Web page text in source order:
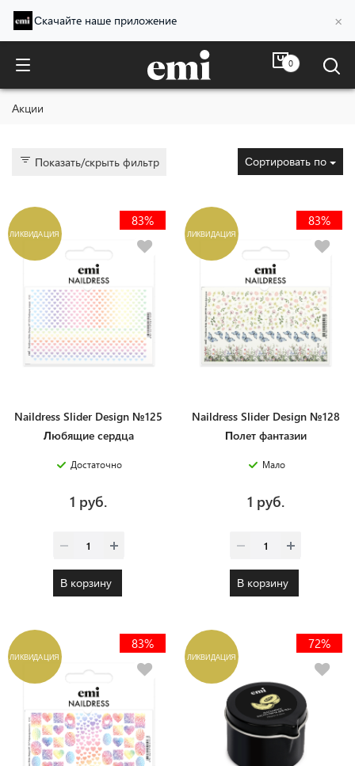
Скачайте наше приложение ×
0
Акции
Акции
Показать/скрыть фильтр Сортировать по
ЛИКВИДАЦИЯ
83%
Naildress Slider Design №125
Любящие сердца
Достаточно
1 руб.
В корзину
ЛИКВИДАЦИЯ
83%
Naildress Slider Design №128
Полет фантазии
Мало
1 руб.
В корзину
ЛИКВИДАЦИЯ
83%
ЛИКВИДАЦИЯ
72%